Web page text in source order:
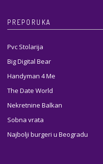
PREPORUKA
Pvc Stolarija
Big Digital Bear
Handyman 4 Me
The Date World
Nekretnine Balkan
Sobna vrata
Najbolji burgeri u Beogradu